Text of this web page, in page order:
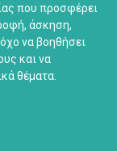
που προσφέρει
άσκηση,
να βοηθήσει
και να
θέματα.